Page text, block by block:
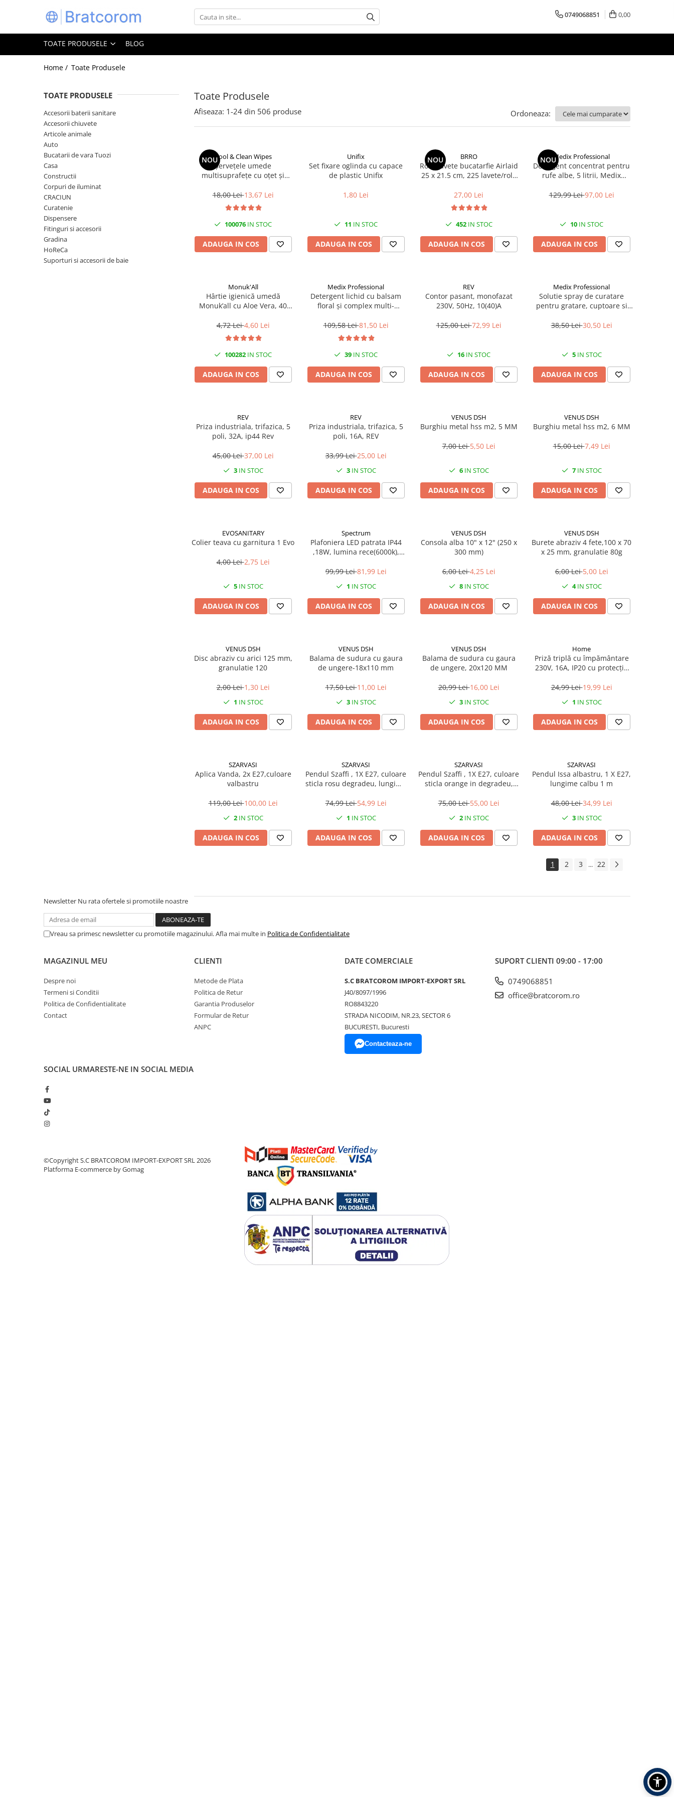
Toate Produsele
Articole animale
Adapatoare animale
Hrana pentru caini
Hrana pentru pisici
Produse igiena externa animale
Bucatarii de vara Tuozi
Articole ambalare
Articole bucatarie
Articole mobila
Articole organizare
Articole Sportive
Cutii postale
Solutii geamuri
Solutii universale
Aparate pentru stropit gradina
Aspersoare
Furtunuri gradinarit
Ghivece si suporturi
Lampi solare
Lopeti si unelte deszapezit
Mobilier gradina
Mufe si conectori irigare
Pavaje si borduri
0749068851 0,00
TOATE PRODUSELE BLOG
Home / Toate Produsele
Toate Produsele
TOATE PRODUSELE
Accesorii baterii sanitare
Accesorii chiuvete
Articole animale
Auto
Bucatarii de vara Tuozi
Casa
Constructii
Corpuri de iluminat
CRACIUN
Curatenie
Dispensere
Fitinguri si accesorii
Gradina
HoReCa
Suporturi si accesorii de baie
Afiseaza: 1-24 din 506 produse Ordoneaza:
NOUCool & Clean Wipes
Șervețele umede
multisuprafețe cu oțet și
Clean
18,00 Lei13,67 Lei
100076 IN STOC
ADAUGA IN COS
Unifix
Set fixare oglinda cu capace
de plastic Unifix
1,80 Lei
11 IN STOC
ADAUGA IN COS
NOU BRRO
Rola Lavete bucatarfie Airlaid
25 x 21.5 cm, 225 lavete/rola
27,00 Lei
452IN STOC
ADAUGA IN COS
NOUMedix Professional
Detergent concentrat pentru
rufe albe, 5 litrii, Medix
129,99 Lei97,00 Lei
10 IN STOC
ADAUGA IN COS
Monuk'All
Hârtie igienică umedă
Monuk’all cu Aloe Vera, 40
alcool
4,72 Lei4,60 Lei
100282 IN STOC
ADAUGA IN COS
Medix Professional
Detergent lichid cu balsam
floral și complex multi-
Professional
109,58 Lei81,50 Lei
39 IN STOC
ADAUGA IN COS
REV
Contor pasant, monofazat
230V, 50Hz, 10(40)A
125,00 Lei72,99 Lei
16 IN STOC
ADAUGA IN COS
Medix Professional
Solutie spray de curatare
pentru gratare, cuptoare si
Professional
38,50 Lei30,50 Lei
5IN STOC
ADAUGA IN COS
REV
Priza industriala, trifazica, 5
poli, 32A, ip44 Rev
45,00 Lei37,00 Lei
3IN STOC
ADAUGA IN COS
REV
Priza industriala, trifazica, 5
poli, 16A, REV
33,99 Lei25,00 Lei
3IN STOC
ADAUGA IN COS
VENUS DSH
Burghiu metal hss m2, 5 MM
7,00 Lei5,50 Lei
6IN STOC
ADAUGA IN COS
VENUS DSH
Burghiu metal hss m2, 6 MM
15,00 Lei7,49 Lei
7IN STOC
ADAUGA IN COS
EVOSANITARY
Colier teava cu garnitura 1 Evo
4,00 Lei2,75 Lei
5IN STOC
ADAUGA IN COS
Spectrum
Plafoniera LED patrata IP44
,18W, lumina rece(6000k),
99,99 Lei81,99 Lei
1 IN STOC
ADAUGA IN COS
VENUS DSH
Consola alba 10" x 12" (250 x
300 mm)
6,00 Lei4,25 Lei
8IN STOC
ADAUGA IN COS
VENUS DSH
Burete abraziv 4 fete,100 x 70
x 25 mm, granulatie 80g
6,00 Lei5,00 Lei
4IN STOC
ADAUGA IN COS
VENUS DSH
Disc abraziv cu arici 125 mm,
granulatie 120
2,00 Lei1,30 Lei
1 IN STOC
ADAUGA IN COS
VENUS DSH
Balama de sudura cu gaura
de ungere-18x110 mm
17,50 Lei11,00 Lei
3IN STOC
ADAUGA IN COS
VENUS DSH
Balama de sudura cu gaura
de ungere, 20x120 MM
20,99 Lei16,00 Lei
3IN STOC
ADAUGA IN COS
Home
Priză triplă cu împământare
230V, 16A, IP20 cu protecție
24,99 Lei19,99 Lei
1 IN STOC
ADAUGA IN COS
SZARVASI
Aplica Vanda, 2x E27,culoare
valbastru
119,00 Lei100,00 Lei
2IN STOC
ADAUGA IN COS
SZARVASI
Pendul Szaffi , 1X E27, culoare
sticla rosu degradeu, lungime
74,99 Lei54,99 Lei
1 IN STOC
ADAUGA IN COS
SZARVASI
Pendul Szaffi , 1X E27, culoare
sticla orange in degradeu,
75,00 Lei55,00 Lei
2IN STOC
ADAUGA IN COS
SZARVASI
Pendul Issa albastru, 1 X E27,
lungime calbu 1 m
48,00 Lei34,99 Lei
3IN STOC
ADAUGA IN COS
1 2 3 ... 22
Newsletter Nu rata ofertele si promotiile noastre
Vreau sa primesc newsletter cu promotiile magazinului. Afla mai multe in Politica de Confidentialitate
MAGAZINUL MEU
Despre noi
Termeni si Conditii
Politica de Confidentialitate
Contact
CLIENTI
Metode de Plata
Politica de Retur
Garantia Produselor
Formular de Retur
ANPC
DATE COMERCIALE
S.C BRATCOROM IMPORT-EXPORT SRL
J40/8097/1996
RO8843220
STRADA NICODIM, NR.23, SECTOR 6
BUCURESTI, Bucuresti
Contacteaza-ne
SUPORT CLIENTI 09:00 - 17:00
0749068851
office@bratcorom.ro
SOCIAL URMARESTE-NE IN SOCIAL MEDIA
©Copyright S.C BRATCOROM IMPORT-EXPORT SRL 2026
Platforma E-commerce by Gomag